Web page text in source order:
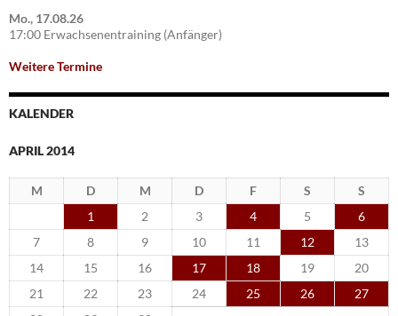
Mo., 17.08.26
17:00 Erwachsenentraining (Anfänger)
Weitere Termine
KALENDER
APRIL 2014
M D M D F S
S
1
2 3 4 5
6
7
8 9 10 11 12
13
14
15 16 17 18 19
20
21
22 23 24 25 26
27